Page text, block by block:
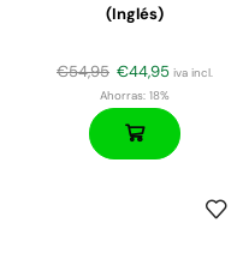
(Inglés)
€54,95 €44,95 iva incl.
Ahorras: 18%